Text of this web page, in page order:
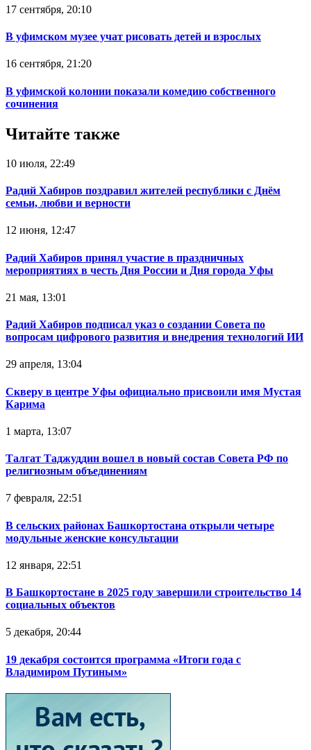
17 сентября, 20:10
В уфимском музее учат рисовать детей и взрослых
16 сентября, 21:20
В уфимской колонии показали комедию собственного
сочинения
Читайте также
10 июля, 22:49
Радий Хабиров поздравил жителей республики с Днём
семьи, любви и верности
12 июня, 12:47
Радий Хабиров принял участие в праздничных
мероприятиях в честь Дня России и Дня города Уфы
21 мая, 13:01
Радий Хабиров подписал указ о создании Совета по
вопросам цифрового развития и внедрения технологий ИИ
29 апреля, 13:04
Скверу в центре Уфы официально присвоили имя Мустая
Карима
1 марта, 13:07
Талгат Таджуддин вошел в новый состав Совета РФ по
религиозным объединениям
7 февраля, 22:51
В сельских районах Башкортостана открыли четыре
модульные женские консультации
12 января, 22:51
В Башкортостане в 2025 году завершили строительство 14
социальных объектов
5 декабря, 20:44
19 декабря состоится программа «Итоги года с
Владимиром Путиным»